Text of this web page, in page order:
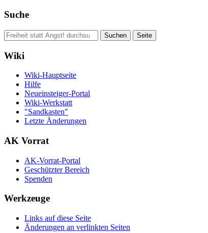
Suche
Wiki
Wiki-Hauptseite
Hilfe
Neueinsteiger-Portal
Wiki-Werkstatt
"Sandkasten"
Letzte Änderungen
AK Vorrat
AK-Vorrat-Portal
Geschützter Bereich
Spenden
Werkzeuge
Links auf diese Seite
Änderungen an verlinkten Seiten